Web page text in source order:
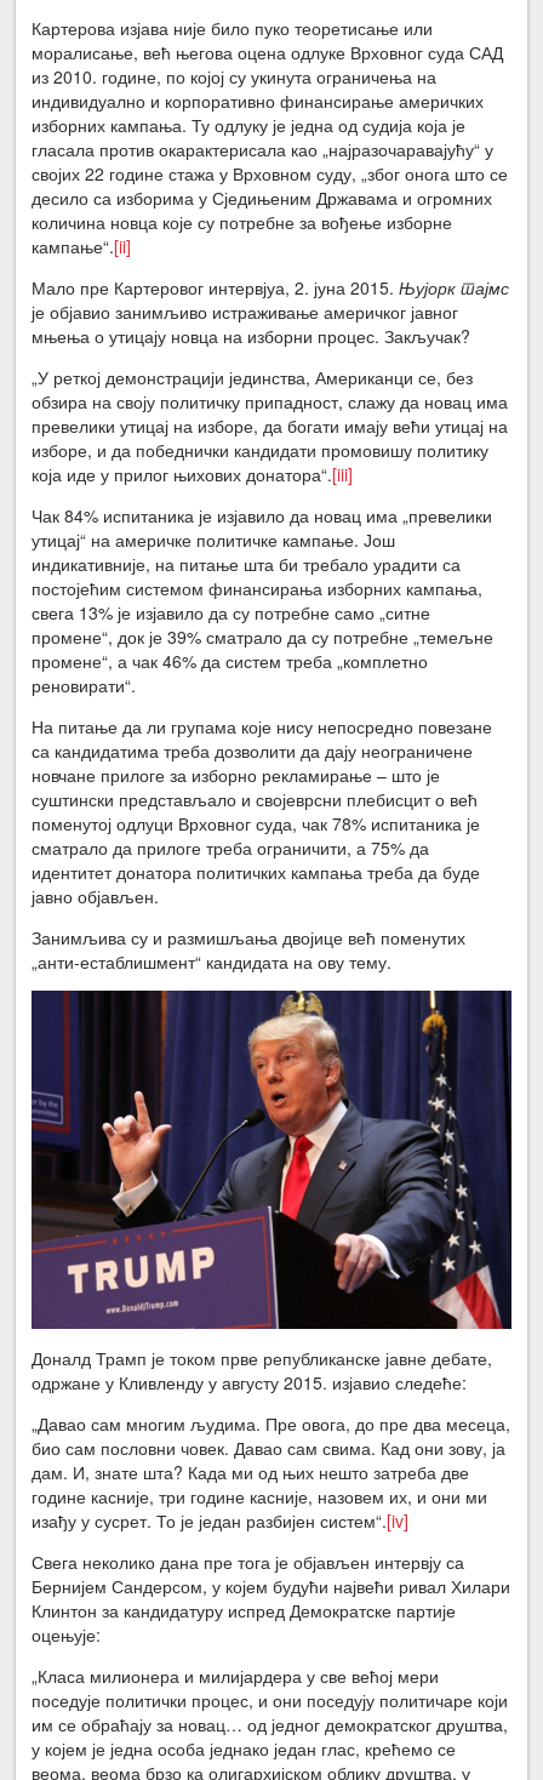
Картерова изјава није било пуко теоретисање или
моралисање, већ његова оцена одлуке Врховног суда САД
из 2010. године, по којој су укинута ограничења на
индивидуално и корпоративно финансирање америчких
изборних кампања. Ту одлуку је једна од судија која је
гласала против окарактерисала као „најразочаравајућу“ у
својих 22 године стажа у Врховном суду, „због онога што се
десило са изборима у Сједињеним Државама и огромних
количина новца које су потребне за вођење изборне
кампање“.[ii]
Мало пре Картеровог интервјуа, 2. јуна 2015.Њујорк тајмс
је објавио занимљиво истраживање америчког јавног
мњења о утицају новца на изборни процес. Закључак?
„У реткој демонстрацији јединства, Американци се, без
обзира на своју политичку припадност, слажу да новац има
превелики утицај на изборе, да богати имају већи утицај на
изборе, и да победнички кандидати промовишу политику
која иде у прилог њихових донатора“.[iii]
Чак 84% испитаника је изјавило да новац има „превелики
утицај“ на америчке политичке кампање. Још
индикативније, на питање шта би требало урадити са
постојећим системом финансирања изборних кампања,
свега 13% је изјавило да су потребне само „ситне
промене“, док је 39% сматрало да су потребне „темељне
промене“, а чак 46% да систем треба „комплетно
реновирати“.
На питање да ли групама које нису непосредно повезане
са кандидатима треба дозволити да дају неограничене
новчане прилоге за изборно рекламирање – што је
суштински представљало и својеврсни плебисцит о већ
поменутој одлуци Врховног суда, чак 78% испитаника је
сматрало да прилоге треба ограничити, а 75% да
идентитет донатора политичких кампања треба да буде
јавно објављен.
Занимљива су и размишљања двојице већ поменутих
„анти-естаблишмент“ кандидата на ову тему.
Доналд Трамп је током прве републиканске јавне дебате,
одржане у Кливленду у августу 2015. изјавио следеће:
„Давао сам многим људима. Пре овога, до пре два месеца,
био сам пословни човек. Давао сам свима. Кад они зову, ја
дам. И, знате шта? Када ми од њих нешто затреба две
године касније, три године касније, назовем их, и они ми
изађу у сусрет. То је један разбијен систем“.[iv]
Свега неколико дана пре тога је објављен интервју са
Бернијем Сандерсом, у којем будући највећи ривал Хилари
Клинтон за кандидатуру испред Демократске партије
оцењује:
„Класа милионера и милијардера у све већој мери
поседује политички процес, и они поседују политичаре који
им се обраћају за новац… од једног демократског друштва,
у којем је једна особа једнако један глас, крећемо се
веома, веома брзо ка олигархијском облику друштва, у